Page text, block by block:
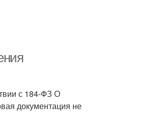
с 184-ФЗ О
документация не